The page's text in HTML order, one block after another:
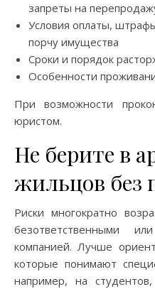
запреты на
Условия оплаты,
порчу имущества
Сроки и порядок
Особенности
При возможности
юристом.
Не берите в
жильцов без
Риски многократно
безответственными
компанией. Лучше
которые понимают
например, на